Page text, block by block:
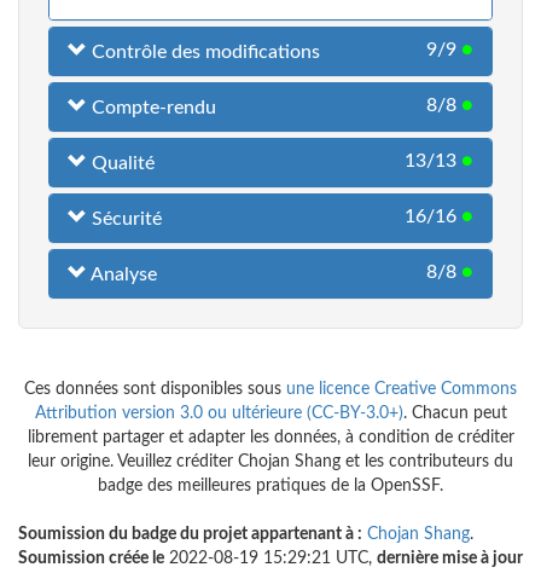
Contrôle des modifications 9/9 ●
Compte-rendu 8/8 ●
Qualité 13/13 ●
Sécurité 16/16 ●
Analyse 8/8 ●
Ces données sont disponibles sous une licence Creative Commons
Attribution version 3.0 ou ultérieure (CC-BY-3.0+). Chacun peut
librement partager et adapter les données, à condition de créditer
leur origine. Veuillez créditer Chojan Shang et les contributeurs du
badge des meilleures pratiques de la OpenSSF.
Soumission du badge du projet appartenant à : Chojan Shang.
Soumission créée le 2022-08-19 15:29:21 UTC, dernière mise à jour